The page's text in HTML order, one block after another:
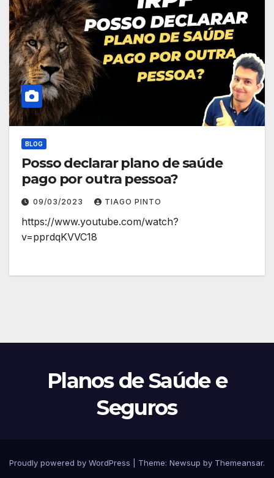
BLOG
Posso declarar plano de saúde
pago por outra pessoa?
09/03/2023 TIAGO PINTO
https://www.youtube.com/watch?
v=pprdqKVVC18
Planos de Saúde e
Seguros
Proudly powered by WordPress Theme: Newsup by Themeansar.